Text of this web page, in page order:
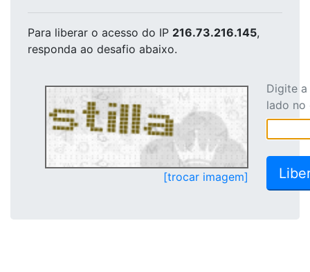
Para liberar o acesso do IP 216.73.216.145,
responda ao desafio abaixo.
[trocar imagem]
Digite
lado no